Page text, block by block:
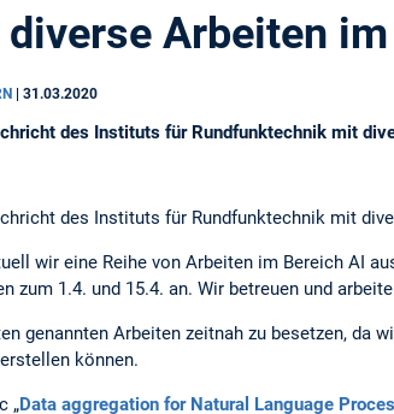
diverse Arbeiten
| 31.03.2020
des Instituts für Rundfunktechnik mit
des Instituts für Rundfunktechnik mit
wir eine Reihe von Arbeiten im Bereich AI
zum 1.4. und 15.4. an. Wir betreuen und
genannten Arbeiten zeitnah zu besetzen, da
können.
„Data aggregation for Natural Language